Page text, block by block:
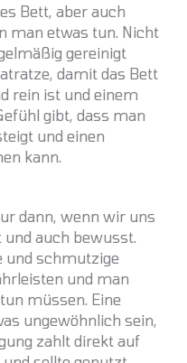
Bett, aber auch
man etwas tun. Nicht
gereinigt
damit das Bett
rein ist und einem
gibt, dass man
und einen
kann.
dann, wenn wir uns
auch bewusst.
und schmutzige
und man
müssen. Eine
ungewöhnlich sein,
zahlt direkt auf